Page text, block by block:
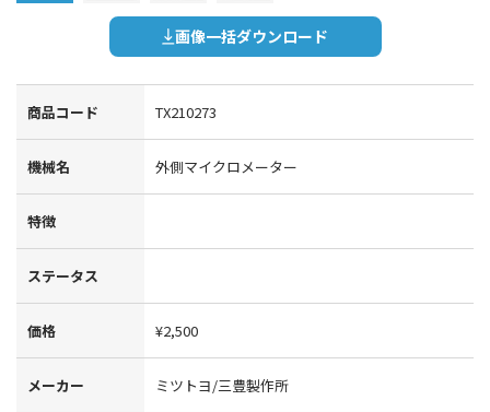
画像一括ダウンロード
商品コード TX210273
機械名 外側マイクロメーター
特徴
ステータス
価格 ¥2,500
メーカー ミツトヨ/三豊製作所